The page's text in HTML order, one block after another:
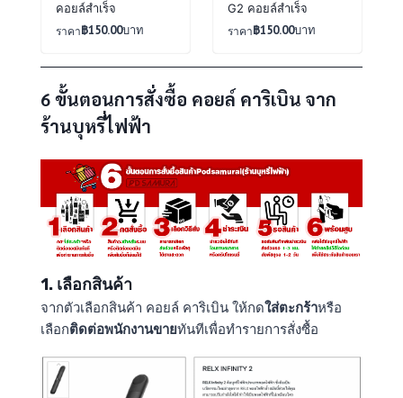
คอยล์สำเร็จ
ราคา฿150.00บาท
G2 คอยล์สำเร็จ
ราคา฿150.00บาท
6 ขั้นตอนการสั่งซื้อ คอยล์ คาริเบิน จาก
ร้านบุหรี่ไฟฟ้า
1. เลือกสินค้า
จากตัวเลือกสินค้า คอยล์ คาริเบิน ให้กดใส่ตะกร้าหรือ
เลือกติดต่อพนักงานขายทันทีเพื่อทำรายการสั่งซื้อ